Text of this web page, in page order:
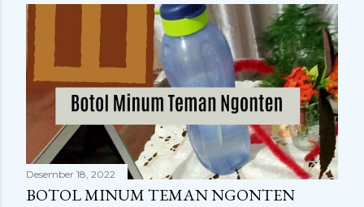
Desember 18, 2022
BOTOL MINUM TEMAN NGONTEN